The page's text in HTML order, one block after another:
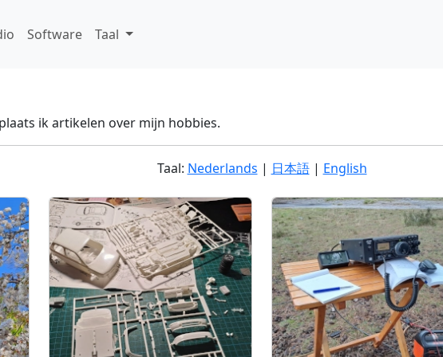
Software Taal
ik artikelen over mijn hobbies.
Taal: Nederlands | 日本語| English